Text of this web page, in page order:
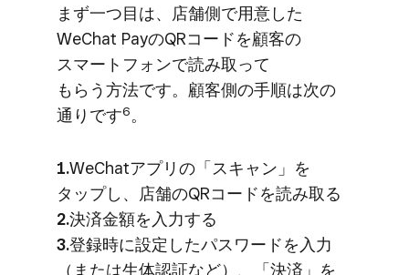
まず​一つ​目は、​店舗側で​用意した​
WeChat Payの​QRコードを​顧客の​
スマートフォンで​読み取って​
もらう方法です。​顧客側の​手順は​次の​
通りです6。
1.WeChatアプリの​「スキャン」を​
タップし、​店舗の​QRコードを​読み取る
2.決済金額を​入力する
3.登録時に​設定した​パスワードを​入力​
（または​生体認証など）、​「決済」を​